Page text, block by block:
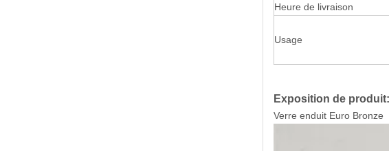
Heure de livraison
Usage
Exposition de produit:
Verre enduit Euro Bronze